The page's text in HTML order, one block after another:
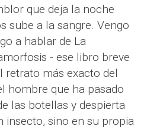
que deja la noche
sube a la sangre. Vengo
a hablar de La
- ese libro breve
retrato más exacto del
hombre que ha pasado
las botellas y despierta
insecto, sino en su propia